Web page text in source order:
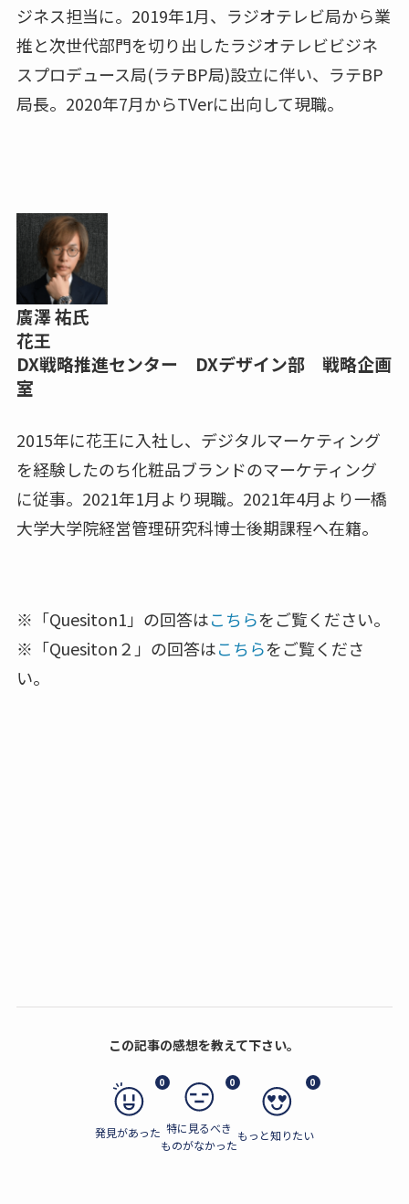
ジネス担当に。2019年1月、ラジオテレビ局から業
推と次世代部門を切り出したラジオテレビビジネ
スプロデュース局(ラテBP局)設立に伴い、ラテBP
局長。2020年7月からTVerに出向して現職。
廣澤 祐氏
花王
DX戦略推進センター DXデザイン部 戦略企画
室
2015年に花王に入社し、デジタルマーケティング
を経験したのち化粧品ブランドのマーケティング
に従事。2021年1月より現職。2021年4月より一橋
大学大学院経営管理研究科博士後期課程へ在籍。
※「Quesiton1」の回答はこちらをご覧ください。
※「Quesiton２」の回答はこちらをご覧くださ
い。
この記事の感想を教えて下さい。
0
発見があった
0
特に見るべき
ものがなかった
0
もっと知りたい